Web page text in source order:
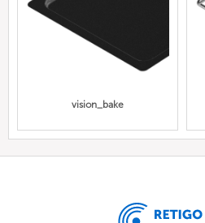
vision_bake